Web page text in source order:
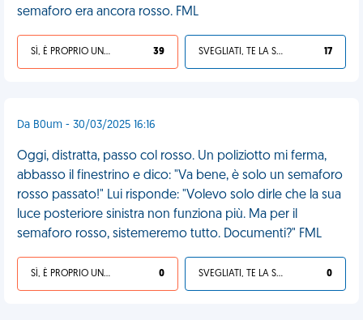
semaforo era ancora rosso. FML
SÌ, È PROPRIO UNA VDM! 39 SVEGLIATI, TE LA SEI CERCATA! 17
Da B0um - 30/03/2025 16:16
Oggi, distratta, passo col rosso. Un poliziotto mi ferma,
abbasso il finestrino e dico: "Va bene, è solo un semaforo
rosso passato!" Lui risponde: "Volevo solo dirle che la sua
luce posteriore sinistra non funziona più. Ma per il
semaforo rosso, sistemeremo tutto. Documenti?" FML
SÌ, È PROPRIO UNA VDM! 0 SVEGLIATI, TE LA SEI CERCATA! 0